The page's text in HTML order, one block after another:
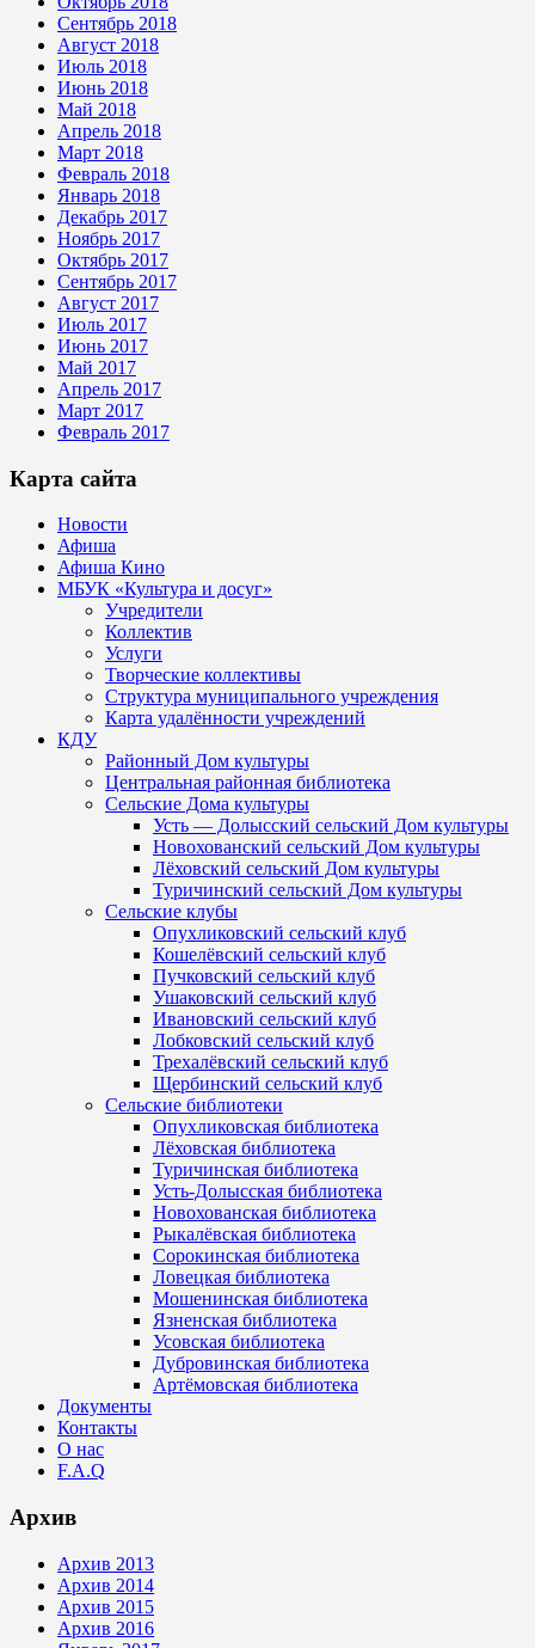
Сентябрь 2018
Август 2018
Июль 2018
Июнь 2018
Май 2018
Апрель 2018
Март 2018
Февраль 2018
Январь 2018
Декабрь 2017
Ноябрь 2017
Октябрь 2017
Сентябрь 2017
Август 2017
Июль 2017
Июнь 2017
Май 2017
Апрель 2017
Март 2017
Февраль 2017
Карта сайта
Новости
Афиша
Афиша Кино
МБУК «Культура и досуг»
Учредители
Коллектив
Услуги
Творческие коллективы
Структура муниципального учреждения
Карта удалённости учреждений
КДУ
Районный Дом культуры
Центральная районная библиотека
Сельские Дома культуры
Усть — Долысский сельский Дом культуры
Новохованский сельский Дом культуры
Лёховский сельский Дом культуры
Туричинский сельский Дом культуры
Сельские клубы
Опухликовский сельский клуб
Кошелёвский сельский клуб
Пучковский сельский клуб
Ушаковский сельский клуб
Ивановский сельский клуб
Лобковский сельский клуб
Трехалёвский сельский клуб
Щербинский сельский клуб
Сельские библиотеки
Опухликовская библиотека
Лёховская библиотека
Туричинская библиотека
Усть-Долысская библиотека
Новохованская библиотека
Рыкалёвская библиотека
Сорокинская библиотека
Ловецкая библиотека
Мошенинская библиотека
Язненская библиотека
Усовская библиотека
Дубровинская библиотека
Артёмовская библиотека
Документы
Контакты
О нас
F.A.Q
Архив
Архив 2013
Архив 2014
Архив 2015
Архив 2016